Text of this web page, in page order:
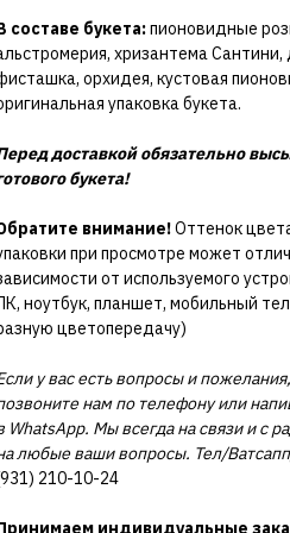
составе букета:пионовидные
хризантема Сантини,
орхидея, кустовая
упаковка букета.
доставкой обязательно
букета!
внимание!Оттенок
при просмотре может
от используемого
ноутбук, планшет, мобильный
цветопередачу)
у вас есть вопросы и
нам по телефону или
WhatsApp. Мы всегда на связи и с
любые ваши вопросы. Тел/
210-10-24
индивидуальные